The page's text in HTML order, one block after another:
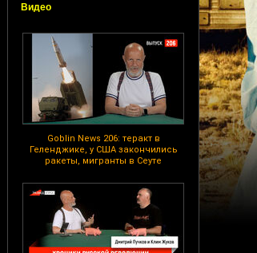
Видео
Goblin News 206: теракт в
Геленджике, у США закончились
ракеты, мигранты в Сеуте